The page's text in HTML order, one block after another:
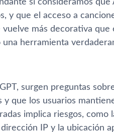
si consideramos que
y que el acceso a
más decorativa que
herramienta
surgen preguntas
que los usuarios
implica riesgos, como
IP y la ubicación